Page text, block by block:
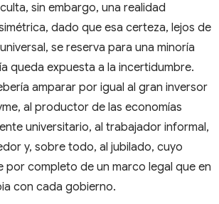
sin embargo, una realidad
dado que esa certeza, lejos de
se reserva para una minoría
queda expuesta a la incertidumbre.
amparar por igual al gran inversor
al productor de las economías
universitario, al trabajador informal,
y, sobre todo, al jubilado, cuyo
por completo de un marco legal que en
con cada gobierno.